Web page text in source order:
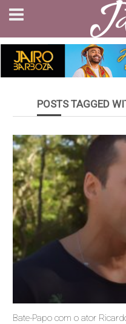
POSTS TAGGED
Bate-Papo com o ator